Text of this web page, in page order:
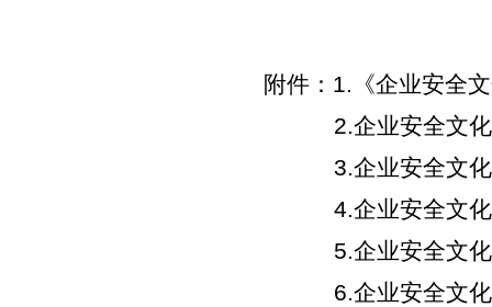
附件： 1. 《企业安全
2.企业安全文
3.企业安全文
4.企业安全文
5.企业安全文
6.企业安全文